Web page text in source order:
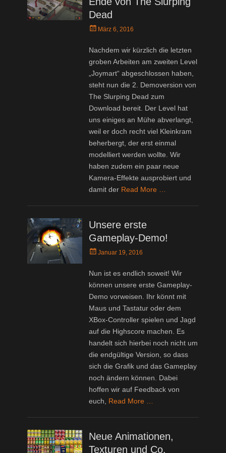
Dead
PostedMärz 6, 2016
Nachdem wir kürzlich die letzten
groben Arbeiten am zweiten Level
„Joymart“ abgeschlossen haben,
steht nun die 2. Demoversion von
The Slurping Dead zum
Download bereit. Der Level hat
uns einiges an Mühe abverlangt,
weil er doch recht viel Kleinkram
beherbergt, der erst einmal
modelliert werden wollte. Wir
haben zudem ein paar neue
Kamera-Effekte ausprobiert und
damit der Read More …
Unsere erste
Gameplay-Demo!
PostedJanuar 19, 2016
Nun ist es endlich soweit! Wir
können unsere erste Gameplay-
Demo vorweisen. Ihr könnt mit
Maus und Tastatur oder dem
XBox-Controller spielen und Jagd
auf die Highscore machen. Es
handelt sich hierbei noch nicht um
die endgültige Version, so dass
sich die Grafik und das Gameplay
noch ändern können. Dabei
hoffen wir auf Feedback von
euch, Read More …
Neue Animationen,
Texturen und Co.